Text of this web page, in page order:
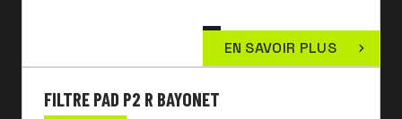
EN SAVOIR PLUS
FILTRE PAD P2 R BAYONET